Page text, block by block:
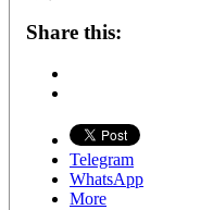
Share this:
Telegram
WhatsApp
More